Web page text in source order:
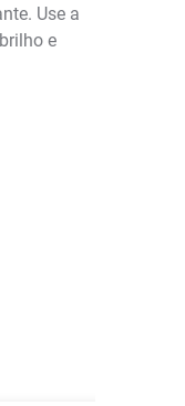
Use a
e